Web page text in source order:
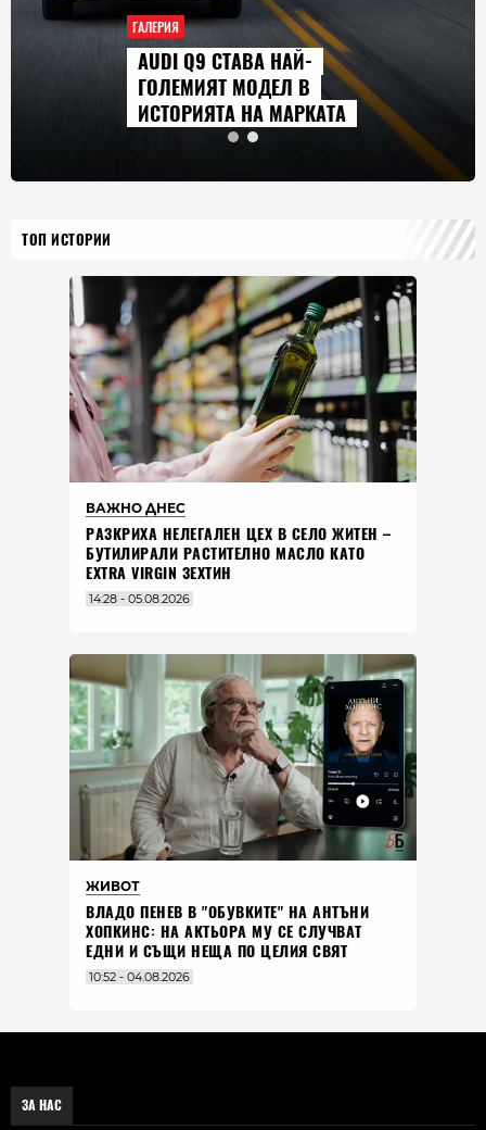
ГАЛЕРИЯ
AUDI Q9 СТАВА НАЙ-
ГОЛЕМИЯТ МОДЕЛ В
ИСТОРИЯТА НА МАРКАТА
ТОП ИСТОРИИ
ВАЖНО ДНЕС
РАЗКРИХА НЕЛЕГАЛЕН ЦЕХ В СЕЛО ЖИТЕН –
БУТИЛИРАЛИ РАСТИТЕЛНО МАСЛО КАТО
EXTRA VIRGIN ЗЕХТИН
14:28 - 05.08.2026
ЖИВОТ
ВЛАДO ПЕНЕВ В "ОБУВКИТЕ" НА АНТЪНИ
ХОПКИНС: НА АКТЬОРА МУ СЕ СЛУЧВАТ
ЕДНИ И СЪЩИ НЕЩА ПО ЦЕЛИЯ СВЯТ
10:52 - 04.08.2026
ЗА НАС